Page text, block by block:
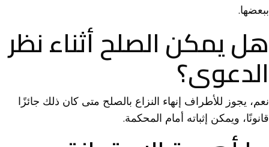
ببعضها.
هل يمكن الصلح أثناء نظر
الدعوى؟
نعم، يجوز للأطراف إنهاء النزاع بالصلح متى كان ذلك جائزًا
قانونًا، ويمكن إثباته أمام المحكمة.